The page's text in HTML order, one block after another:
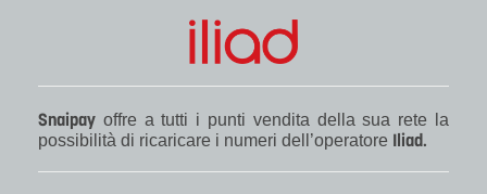
Snaipay offre a tutti i punti vendita della sua rete la
possibilità di ricaricare i numeri dell’operatore Iliad.